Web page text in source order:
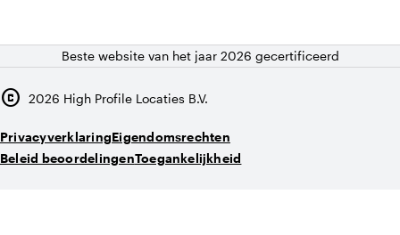
Beste website van het jaar 2026 gecertificeerd
copyright 2026 High Profile Locaties B.V.
PrivacyverklaringEigendomsrechten
Beleid beoordelingenToegankelijkheid